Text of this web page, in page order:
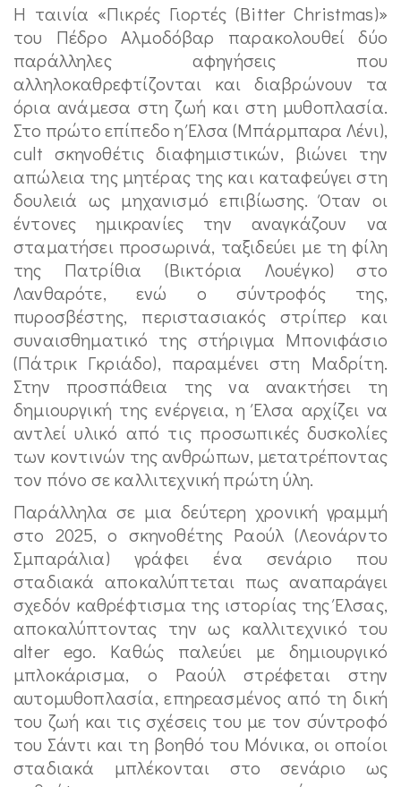
Η ταινία «Πικρές Γιορτές (Bitter Christmas)»
του Πέδρο Αλμοδόβαρ παρακολουθεί δύο
παράλληλες αφηγήσεις που
αλληλοκαθρεφτίζονται και διαβρώνουν τα
όρια ανάμεσα στη ζωή και στη μυθοπλασία.
Στο πρώτο επίπεδο η Έλσα (Μπάρμπαρα Λένι),
cult σκηνοθέτις διαφημιστικών, βιώνει την
απώλεια της μητέρας της και καταφεύγει στη
δουλειά ως μηχανισμό επιβίωσης. Όταν οι
έντονες ημικρανίες την αναγκάζουν να
σταματήσει προσωρινά, ταξιδεύει με τη φίλη
της Πατρίθια (Βικτόρια Λουέγκο) στο
Λανθαρότε, ενώ ο σύντροφός της,
πυροσβέστης, περιστασιακός στρίπερ και
συναισθηματικό της στήριγμα Μπονιφάσιο
(Πάτρικ Γκριάδο), παραμένει στη Μαδρίτη.
Στην προσπάθεια της να ανακτήσει τη
δημιουργική της ενέργεια, η Έλσα αρχίζει να
αντλεί υλικό από τις προσωπικές δυσκολίες
των κοντινών της ανθρώπων, μετατρέποντας
τον πόνο σε καλλιτεχνική πρώτη ύλη.
Παράλληλα σε μια δεύτερη χρονική γραμμή
στο 2025, ο σκηνοθέτης Ραούλ (Λεονάρντο
Σμπαράλια) γράφει ένα σενάριο που
σταδιακά αποκαλύπτεται πως αναπαράγει
σχεδόν καθρέφτισμα της ιστορίας της Έλσας,
αποκαλύπτοντας την ως καλλιτεχνικό του
alter ego. Καθώς παλεύει με δημιουργικό
μπλοκάρισμα, ο Ραούλ στρέφεται στην
αυτομυθοπλασία, επηρεασμένος από τη δική
του ζωή και τις σχέσεις του με τον σύντροφό
του Σάντι και τη βοηθό του Μόνικα, οι οποίοι
σταδιακά μπλέκονται στο σενάριο ως